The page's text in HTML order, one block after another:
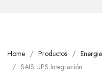
Home Productos Energia
SAIS UPS Integración